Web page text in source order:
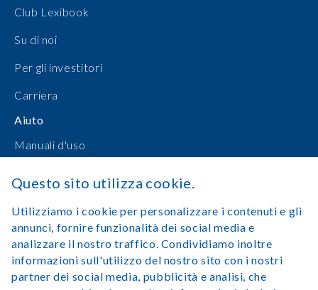
Club Lexibook
Su di noi
Per gli investitori
Carriera
Aiuto
Manuali d'uso
Accedi
Questo sito utilizza cookie.
Utilizziamo i cookie per personalizzare i contenuti e gli
annunci, fornire funzionalità dei social media e
analizzare il nostro traffico. Condividiamo inoltre
informazioni sull'utilizzo del nostro sito con i nostri
partner dei social media, pubblicità e analisi, che